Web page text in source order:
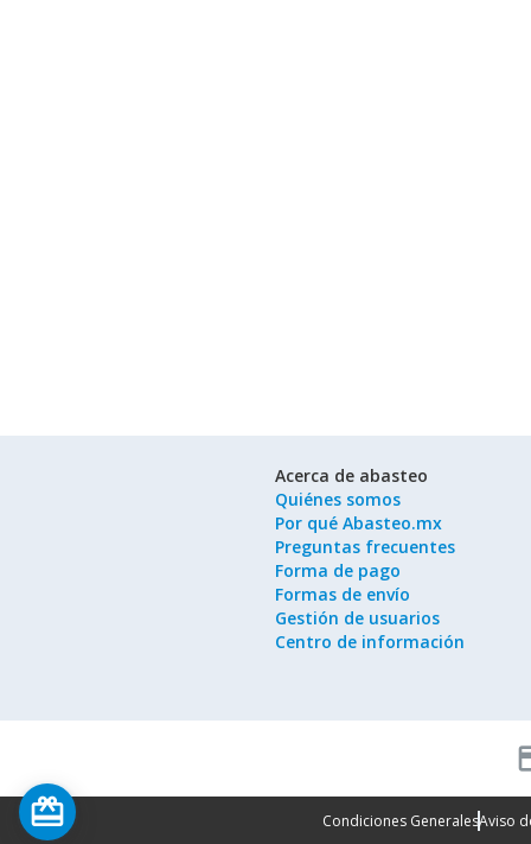
Acerca de abasteo
Quiénes somos
Por qué Abasteo.mx
Preguntas frecuentes
Forma de pago
Formas de envío
Gestión de usuarios
Centro de información
Condiciones GeneralesAviso
card_giftcard